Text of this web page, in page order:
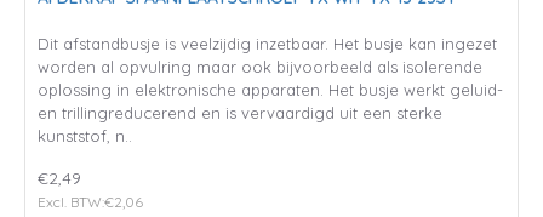
Dit afstandbusje is veelzijdig inzetbaar. Het busje kan ingezet
worden al opvulring maar ook bijvoorbeeld als isolerende
oplossing in elektronische apparaten. Het busje werkt geluid-
en trillingreducerend en is vervaardigd uit een sterke
kunststof, n..
€2,49
Excl. BTW:€2,06